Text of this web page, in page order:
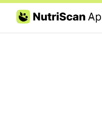
Skip to content